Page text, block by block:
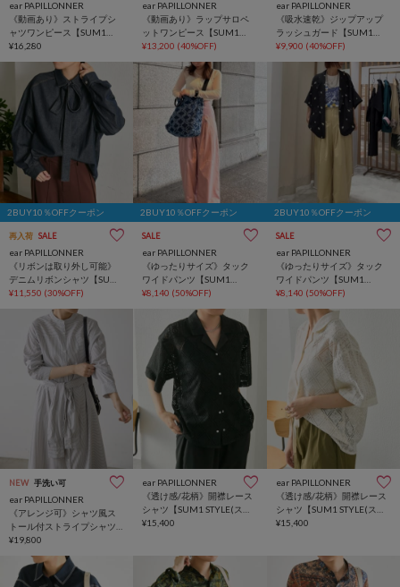
ear PAPILLONNER
《動画あり》ストライプシ
ャツワンピース【SUM1
STYLE(スミスタイル)】
¥16,280
ear PAPILLONNER
《動画あり》ラップサロペ
ットワンピース【SUM1
STYLE(スミスタイル)】
¥13,200 (40%OFF)
ear PAPILLONNER
《吸水速乾》ジップアップ
ラッシュガード【SUM1
STYLE(スミスタイル)】
¥9,900 (40%OFF)
2BUY10％OFFクーポン
再入荷 SALE
ear PAPILLONNER
《リボンは取り外し可能》
デニムリボンシャツ【SUM1
STYLE(スミスタイル)】
¥11,550 (30%OFF)
2BUY10％OFFクーポン
SALE
ear PAPILLONNER
《ゆったりサイズ》タック
ワイドパンツ【SUM1
STYLE(スミスタイル）】
¥8,140 (50%OFF)
2BUY10％OFFクーポン
SALE
ear PAPILLONNER
《ゆったりサイズ》タック
ワイドパンツ【SUM1
STYLE(スミスタイル）】
¥8,140 (50%OFF)
NEW 手洗い可
ear PAPILLONNER
《アレンジ可》シャツ風ス
トール付ストライプシャツ
ワンピ【SUM1 STYLE(スミ
¥19,800
ear PAPILLONNER
《透け感/花柄》開襟レース
シャツ【SUM1 STYLE(スミ
スタイル)】
¥15,400
ear PAPILLONNER
《透け感/花柄》開襟レース
シャツ【SUM1 STYLE(スミ
スタイル)】
¥15,400